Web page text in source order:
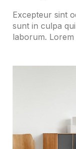
Excepteur sint
sunt in culpa
laborum.